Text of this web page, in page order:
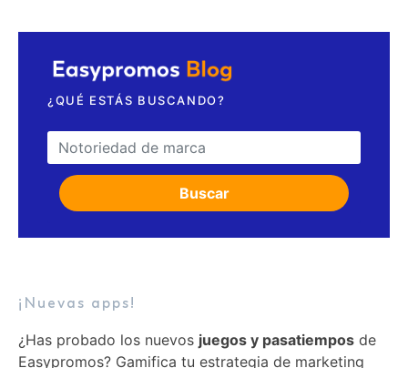
¿QUÉ ESTÁS BUSCANDO?
Search for:
Buscar
¡Nuevas apps!
¿Has probado los nuevos juegos y pasatiempos de
Easypromos? Gamifica tu estrategia de marketing